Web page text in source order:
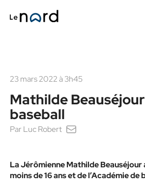
23 mars 2022 à 3h45
Mathilde
baseball
Par Luc Robert
La Jérômienne Mathilde
moins de 16 ans et de l’Académie